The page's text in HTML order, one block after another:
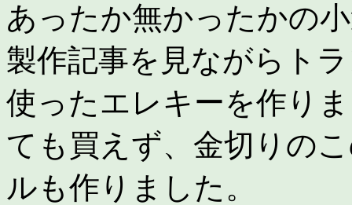
あったか無かったかの
製作記事を見ながらト
使ったエレキーを作り
ても買えず、金切りの
ルも作りました。